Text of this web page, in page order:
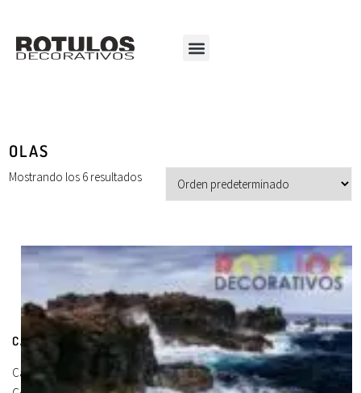
OLAS
Mostrando los 6 resultados
CATEGORÍAS DE PRODUCTOS
Carteles Para Puertas
(3)